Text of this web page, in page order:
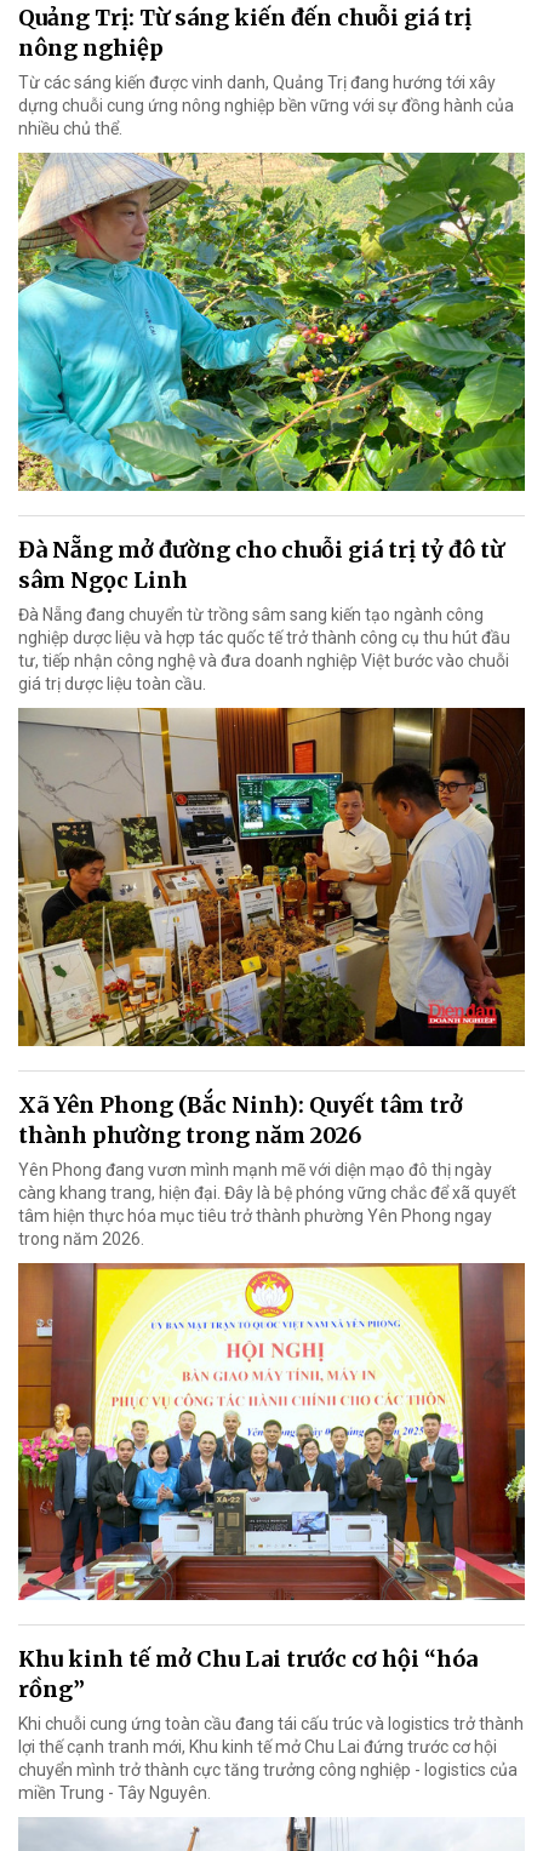
Quảng Trị: Từ sáng kiến đến chuỗi giá trị
nông nghiệp
Từ các sáng kiến được vinh danh, Quảng Trị đang hướng tới xây
dựng chuỗi cung ứng nông nghiệp bền vững với sự đồng hành của
nhiều chủ thể.
Đà Nẵng mở đường cho chuỗi giá trị tỷ đô từ
sâm Ngọc Linh
Đà Nẵng đang chuyển từ trồng sâm sang kiến tạo ngành công
nghiệp dược liệu và hợp tác quốc tế trở thành công cụ thu hút đầu
tư, tiếp nhận công nghệ và đưa doanh nghiệp Việt bước vào chuỗi
giá trị dược liệu toàn cầu.
Xã Yên Phong (Bắc Ninh): Quyết tâm trở
thành phường trong năm 2026
Yên Phong đang vươn mình mạnh mẽ với diện mạo đô thị ngày
càng khang trang, hiện đại. Đây là bệ phóng vững chắc để xã quyết
tâm hiện thực hóa mục tiêu trở thành phường Yên Phong ngay
trong năm 2026.
Khu kinh tế mở Chu Lai trước cơ hội “hóa
rồng”
Khi chuỗi cung ứng toàn cầu đang tái cấu trúc và logistics trở thành
lợi thế cạnh tranh mới, Khu kinh tế mở Chu Lai đứng trước cơ hội
chuyển mình trở thành cực tăng trưởng công nghiệp - logistics của
miền Trung - Tây Nguyên.